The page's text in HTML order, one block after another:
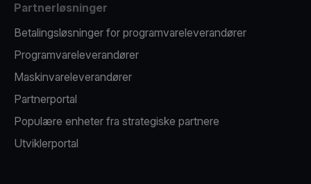
Partnerløsninger
Betalingsløsninger for programvareleverandører
Programvareleverandører
Maskinvareleverandører
Partnerportal
Populære enheter fra strategiske partnere
Utviklerportal